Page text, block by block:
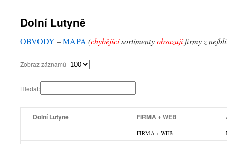
Dolní Lutyně
OBVODY –MAPA (chybějícísortimentyobsazujífirmy z
Zobraz záznamů
Hledat:
Dolní Lutyně FIRMA + WEB
FIRMA + WEB